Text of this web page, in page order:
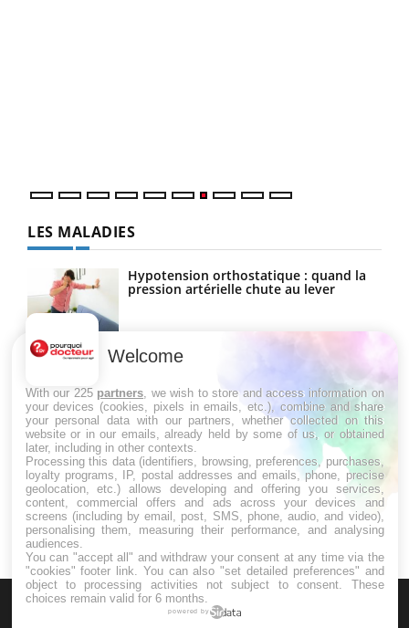
LES MALADIES
Hypotension orthostatique : quand la
pression artérielle chute au lever
Drépanocytose : une déformation des
globules rouges aux conséquences
Maladie de Charcot (Sclérose latérale
amyotrophique)
Welcome
With our 225 partners , we wish to store and access information on
your devices (cookies, pixels in emails, etc.), combine and share
your personal data with our partners, whether collected on this
website or in our emails, already held by some of us, or obtained
later, including in other contexts.
Processing this data (identifiers, browsing, preferences, purchases,
loyalty programs, IP, postal addresses and emails, phone, precise
geolocation, etc.) allows developing and offering you services,
content, commercial offers and ads across your devices and
screens (including by email, post, SMS, phone, audio, and video),
personalising them, measuring their performance, and analysing
audiences.
You can "accept all" and withdraw your consent at any time via the
"cookies" footer link . You can also "set detailed preferences" and
object to processing activities not subject to consent. These
choices remain valid for 6 months.
powered by